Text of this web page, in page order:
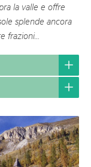
la valle e offre
splende ancora
frazioni…